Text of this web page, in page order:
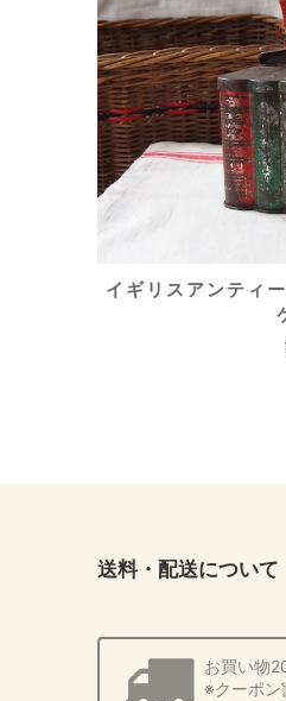
イギリスアンティ
送料・配送について
お買い物
※クーポン